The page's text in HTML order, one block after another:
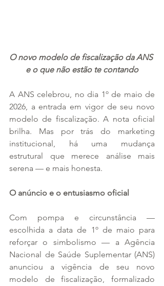
O novo modelo de fiscalização da ANS
e o que não estão te contando
A ANS celebrou, no dia 1º de maio de
2026, a entrada em vigor de seu novo
modelo de fiscalização. A nota oficial
brilha. Mas por trás do marketing
institucional, há uma mudança
estrutural que merece análise mais
serena — e mais honesta.
O anúncio e o entusiasmo oficial
Com pompa e circunstância —
escolhida a data de 1º de maio para
reforçar o simbolismo — a Agência
Nacional de Saúde Suplementar (ANS)
anunciou a vigência de seu novo
modelo de fiscalização, formalizado